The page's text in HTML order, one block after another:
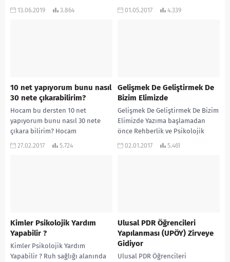
yaşadığını duyan Rus Çariçesi...
13.06.2019 3.864
canlı nedir, diye sorsam ne
01.05.2017 4.339
10 net yapıyorum bunu nasıl
30 nete çıkarabilirim?
Hocam bu dersten 10 net
yapıyorum bunu nasıl 30 nete
çıkara bilirim? Hocam
matematikten 2-3 net yapıyorum
27.02.2017 5.724
Gelişmek De Geliştirmek De
Bizim Elimizde
Gelişmek De Geliştirmek De Bizim
Elimizde Yazıma başlamadan
önce Rehberlik ve Psikolojik
Danışmanlık bölümüne tamamen
02.01.2017 5.461
Kimler Psikolojik Yardım
Yapabilir ?
Kimler Psikolojik Yardım
Yapabilir ? Ruh sağlığı alanında
Ulusal PDR Öğrencileri
Yapılanması (UPÖY) Zirveye
Gidiyor
Ulusal PDR Öğrencileri